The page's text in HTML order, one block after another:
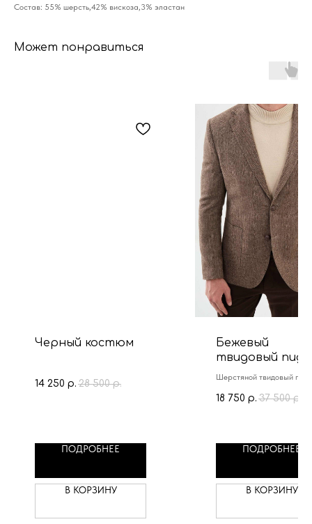
Состав: 55% шерсть,42% вискоза,3% эластан
Может понравиться
Черный костюм
14 250 р. 28 500 р.
ПОДРОБНЕЕ
В КОРЗИНУ
Бежевый
твидовый
из шерсти
Шерстяной твидовый
18 750 р. 37 500 р.
ПОДРОБНЕЕ
В КОРЗИНУ